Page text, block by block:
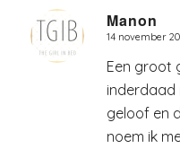
Manon
zegt:
14 november
Een groot
inderdaad
geloof en
noem ik